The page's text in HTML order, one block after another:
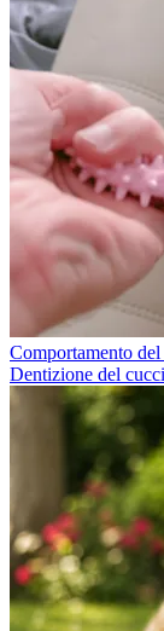
Comportamento del
Dentizione del